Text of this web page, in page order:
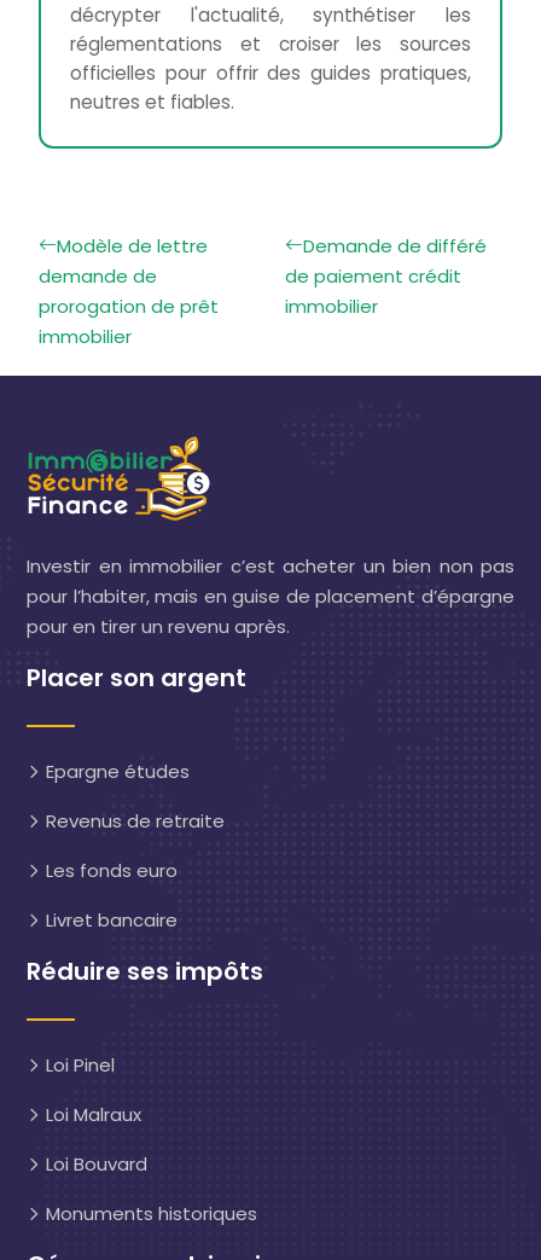
décrypter l'actualité, synthétiser les
réglementations et croiser les sources
officielles pour offrir des guides pratiques,
neutres et fiables.
Modèle de lettre
demande de
prorogation de prêt
immobilier
Demande de différé
de paiement crédit
immobilier
Investir en immobilier c’est acheter un bien non pas
pour l’habiter, mais en guise de placement d’épargne
pour en tirer un revenu après.
Placer son argent
Epargne études
Revenus de retraite
Les fonds euro
Livret bancaire
Réduire ses impôts
Loi Pinel
Loi Malraux
Loi Bouvard
Monuments historiques